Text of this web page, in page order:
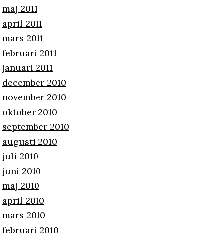
maj 2011
april 2011
mars 2011
februari 2011
januari 2011
december 2010
november 2010
oktober 2010
september 2010
augusti 2010
juli 2010
juni 2010
maj 2010
april 2010
mars 2010
februari 2010